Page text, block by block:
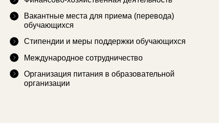
Вакантные места для приема (перевода)
обучающихся
Стипендии и меры поддержки обучающихся
Международное сотрудничество
Организация питания в образовательной
организации